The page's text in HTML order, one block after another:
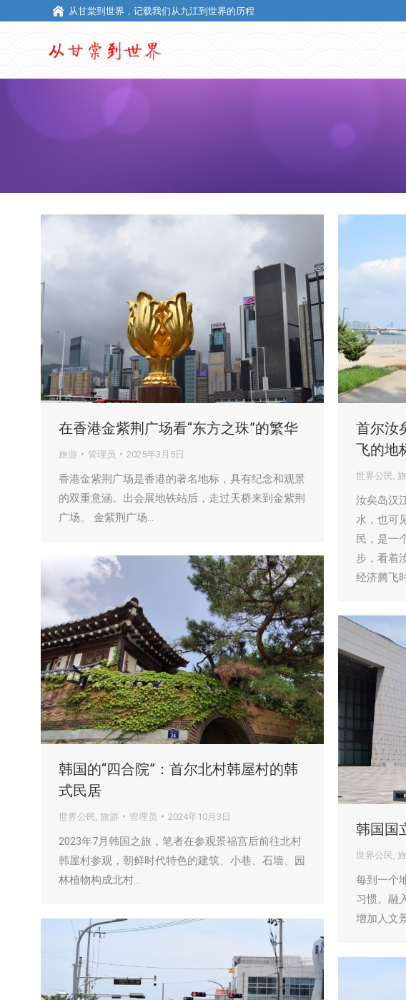
从甘棠到世界，记载我们从九江到世界的历程
在香港金紫荆广场看“东方之珠”的繁华
旅游 管理员 2025年3月5日
香港金紫荆广场是香港的著名地标，具有纪念和观景
的双重意涵。出会展地铁站后，走过天桥来到金紫荆
广场。 金紫荆广场…
首尔汝
飞的地
世界公民
汝矣岛汉
水，也可
民，是一
步，看着
经济腾飞
韩国的“四合院”：首尔北村韩屋村的韩
式民居
世界公民 旅游 管理员 2024年10月3日
2023年7月韩国之旅，笔者在参观景福宫后前往北村
韩屋村参观，朝鲜时代特色的建筑、小巷、石墙、园
林植物构成北村…
韩国国
世界公民
每到一个
习惯。融
增加人文
从甘棠到世界，记载我们从九江到世界的历程